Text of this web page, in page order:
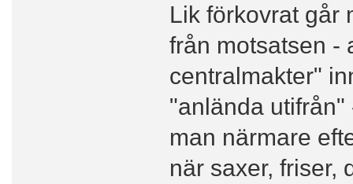
Lik förkovrat går
från motsatsen -
centralmakter"
"anlända
man närmare
när saxer, friser,